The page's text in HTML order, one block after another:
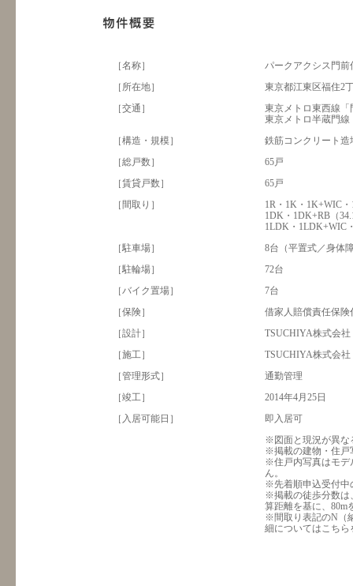
［名称］
パークアクシス門前
［所在地］
東京都江東区福住2
［交通］
東京メトロ東西線「
東京メトロ半蔵門
［構造・規模］
鉄筋コンクリート造
［総戸数］
65戸
［賃貸戸数］
65戸
［間取り］
1R・1K・1K+WIC
1DK・1DK+RB（
1LDK・1LDK+WIC
［駐車場］
8台（平置式／身体
［駐輪場］
72台
［バイク置場］
7台
［保険］
借家人賠償責任保
［設計］
TSUCHIYA株式会
［施工］
TSUCHIYA株式会社
［管理形式］
通勤管理
［竣工］
2014年4月25日
［入居可能日］
即入居可
※図面と現況が異な
※掲載の建物・住戸
※住戸内写真はモデ
ん。
※先着順申込受付中
※掲載の徒歩分数は
算距離を基に、80m
※間取り表記のN（
細についてはこちら